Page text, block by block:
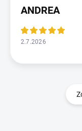
ANDREA
2.7.2026